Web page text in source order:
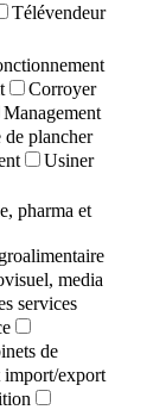
Télévendeur
Corroyer
Management
de plancher
Usiner
pharma et
media
services
de
import/export